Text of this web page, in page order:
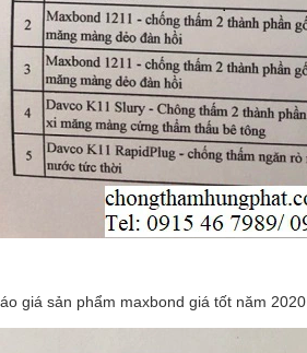
giá sản phẩm maxbond giá tốt năm 2020